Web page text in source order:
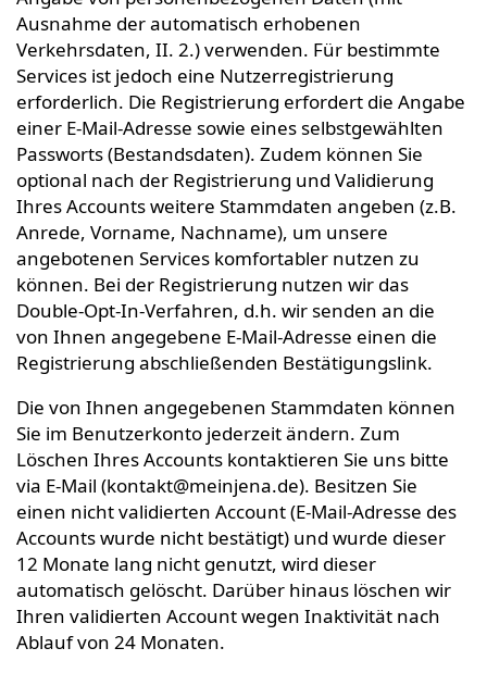
Ausnahme der automatisch erhobenen
Verkehrsdaten, II. 2.) verwenden. Für bestimmte
Services ist jedoch eine Nutzerregistrierung
erforderlich. Die Registrierung erfordert die Angabe
einer E-Mail-Adresse sowie eines selbstgewählten
Passworts (Bestandsdaten). Zudem können Sie
optional nach der Registrierung und Validierung
Ihres Accounts weitere Stammdaten angeben (z.B.
Anrede, Vorname, Nachname), um unsere
angebotenen Services komfortabler nutzen zu
können. Bei der Registrierung nutzen wir das
Double-Opt-In-Verfahren, d.h. wir senden an die
von Ihnen angegebene E-Mail-Adresse einen die
Registrierung abschließenden Bestätigungslink.
Die von Ihnen angegebenen Stammdaten können
Sie im Benutzerkonto jederzeit ändern. Zum
Löschen Ihres Accounts kontaktieren Sie uns bitte
via E-Mail (kontakt@meinjena.de). Besitzen Sie
einen nicht validierten Account (E-Mail-Adresse des
Accounts wurde nicht bestätigt) und wurde dieser
12 Monate lang nicht genutzt, wird dieser
automatisch gelöscht. Darüber hinaus löschen wir
Ihren validierten Account wegen Inaktivität nach
Ablauf von 24 Monaten.